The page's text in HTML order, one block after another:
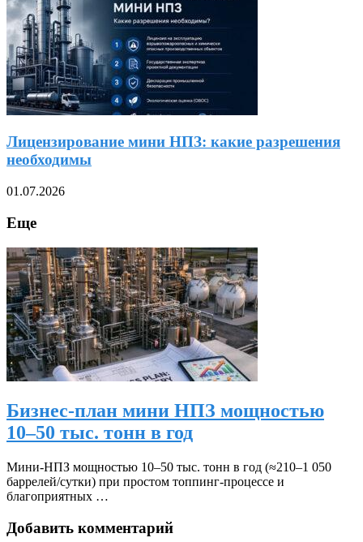
Лицензирование мини НПЗ: какие разрешения
необходимы
01.07.2026
Еще
Бизнес-план мини НПЗ мощностью
10–50 тыс. тонн в год
Мини‑НПЗ мощностью 10–50 тыс. тонн в год (≈210–1 050
баррелей/сутки) при простом топпинг‑процессе и
благоприятных …
Добавить комментарий